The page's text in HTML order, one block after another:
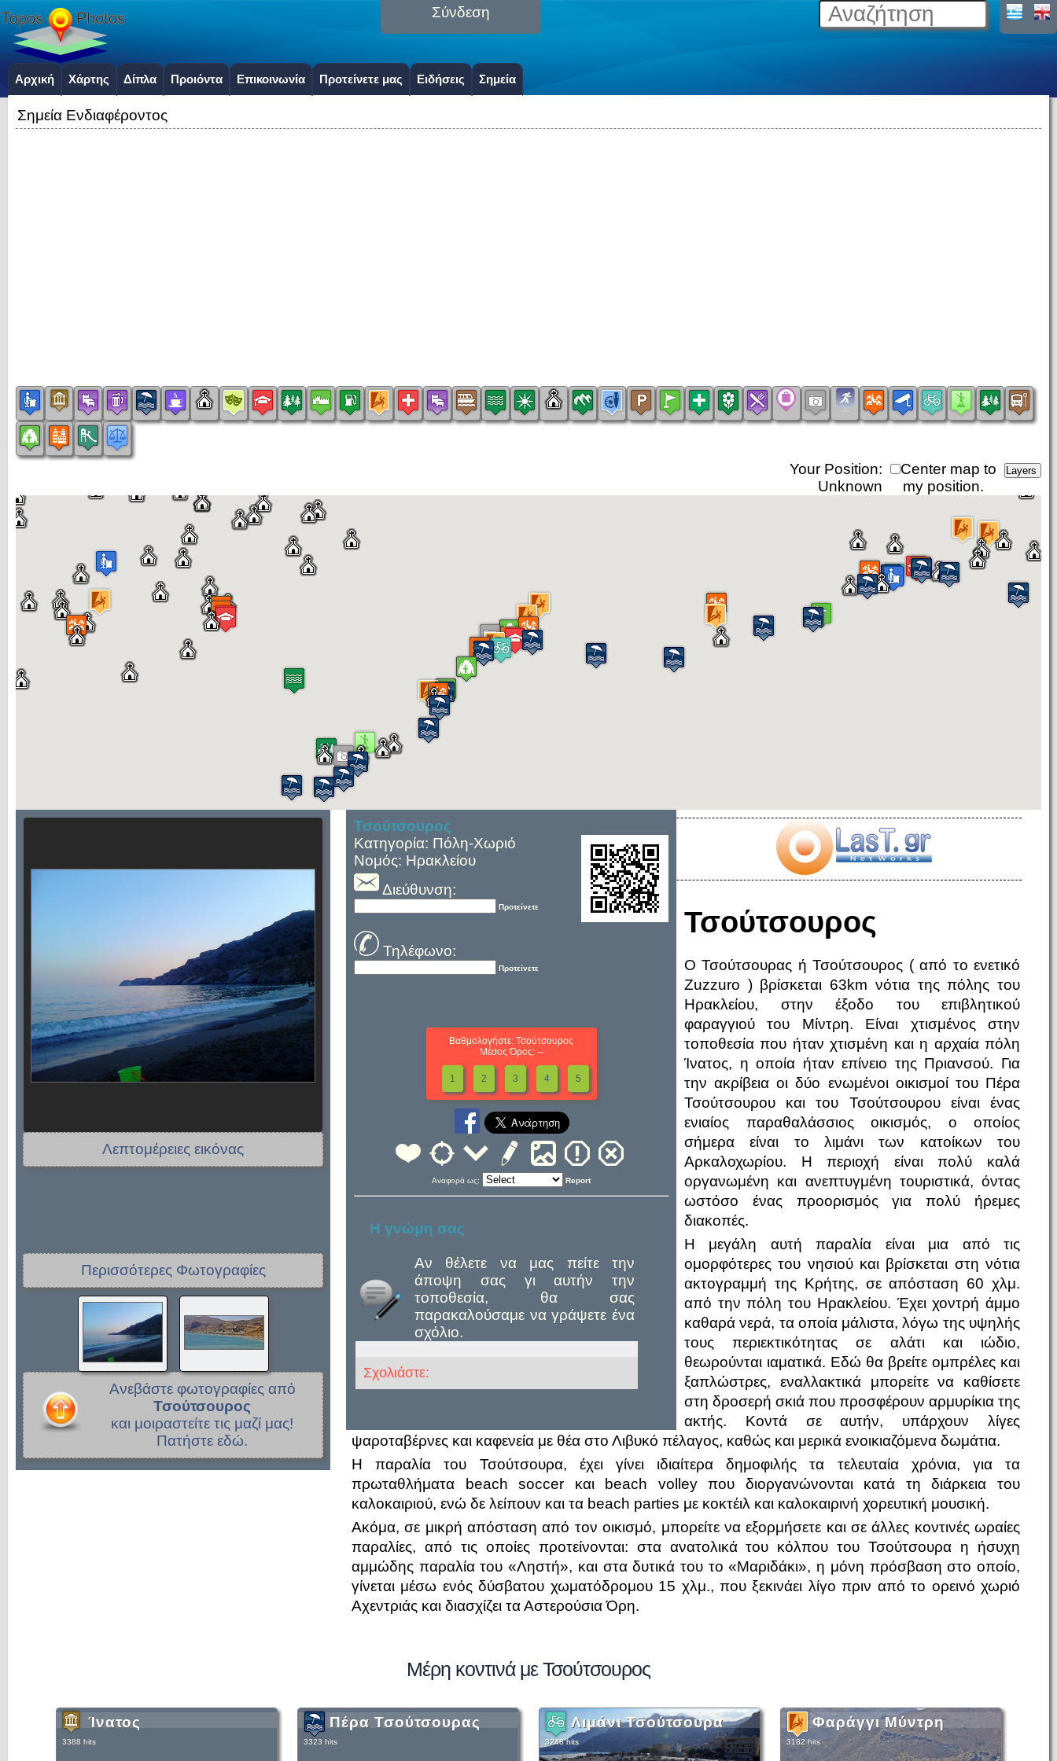
Σύνδεση
Αρχική Χάρτης Δίπλα Προιόντα Επικοινωνία Προτείνετε μας Ειδήσεις Σημεία
Σημεία Ενδιαφέροντος
Center map to
my position.
Your Position:
Unknown
Λεπτομέρειες εικόνας
Περισσότερες Φωτογραφίες
Ανεβάστε φωτογραφίες από
Τσούτσουρος
και μοιραστείτε τις μαζί μας!
Πατήστε εδώ.
Τσούτσουρος
Κατηγορία: Πόλη-Χωριό
Νομός: Ηρακλείου
Διεύθυνση:
Προτείνετε
Τηλέφωνο:
Προτείνετε
Βαθμολογήστε: Τσούτσουρος
Μέσος Όρος: --
1 2 3 4 5
Αναφορά ως: Report
Η γνώμη σας
Αν θέλετε να μας πείτε την
άποψη σας γι αυτήν την
τοποθεσία, θα σας
παρακαλούσαμε να γράψετε ένα
σχόλιο.
Σχολιάστε:
Τσούτσουρος
Ο Τσούτσουρας ή Τσούτσουρος ( από το ενετικό
Zuzzuro ) βρίσκεται 63km νότια της πόλης του
Ηρακλείου, στην έξοδο του επιβλητικού
φαραγγιού του Μίντρη. Είναι χτισμένος στην
τοποθεσία που ήταν χτισμένη και η αρχαία πόλη
Ίνατος, η οποία ήταν επίνειο της Πριανσού. Για
την ακρίβεια οι δύο ενωμένοι οικισμοί του Πέρα
Τσούτσουρου και του Τσούτσουρου είναι ένας
ενιαίος παραθαλάσσιος οικισμός, ο οποίος
σήμερα είναι το λιμάνι των κατοίκων του
Αρκαλοχωρίου. Η περιοχή είναι πολύ καλά
οργανωμένη και ανεπτυγμένη τουριστικά, όντας
ωστόσο ένας προορισμός για πολύ ήρεμες
διακοπές.
Η μεγάλη αυτή παραλία είναι μια από τις
ομορφότερες του νησιού και βρίσκεται στη νότια
ακτογραμμή της Κρήτης, σε απόσταση 60 χλμ.
από την πόλη του Ηρακλείου. Έχει χοντρή άμμο
καθαρά νερά, τα οποία μάλιστα, λόγω της υψηλής
τους περιεκτικότητας σε αλάτι και ιώδιο,
θεωρούνται ιαματικά. Εδώ θα βρείτε ομπρέλες και
ξαπλώστρες, εναλλακτικά μπορείτε να καθίσετε
στη δροσερή σκιά που προσφέρουν αρμυρίκια της
ακτής. Κοντά σε αυτήν, υπάρχουν λίγες
ψαροταβέρνες και καφενεία με θέα στο Λιβυκό πέλαγος, καθώς και μερικά ενοικιαζόμενα δωμάτια.
Η παραλία του Τσούτσουρα, έχει γίνει ιδιαίτερα δημοφιλής τα τελευταία χρόνια, για τα
πρωταθλήματα beach soccer και beach volley που διοργανώνονται κατά τη διάρκεια του
καλοκαιριού, ενώ δε λείπουν και τα beach parties με κοκτέιλ και καλοκαιρινή χορευτική μουσική.
Ακόμα, σε μικρή απόσταση από τον οικισμό, μπορείτε να εξορμήσετε και σε άλλες κοντινές ωραίες
παραλίες, από τις οποίες προτείνονται: στα ανατολικά του κόλπου του Τσούτσουρα η ήσυχη
αμμώδης παραλία του «Ληστή», και στα δυτικά του το «Μαριδάκι», η μόνη πρόσβαση στο οποίο,
γίνεται μέσω ενός δύσβατου χωματόδρομου 15 χλμ., που ξεκινάει λίγο πριν από το ορεινό χωριό
Αχεντριάς και διασχίζει τα Αστερούσια Όρη.
Μέρη κοντινά με Τσούτσουρος
Ίνατος
3388 hits
Πέρα Τσούτσουρας
3323 hits
Λιμάνι Τσούτσουρα
3248 hits
Φαράγγι Μύντρη
3182 hits